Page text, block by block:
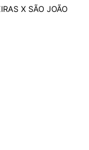
X SÃO JOÃO